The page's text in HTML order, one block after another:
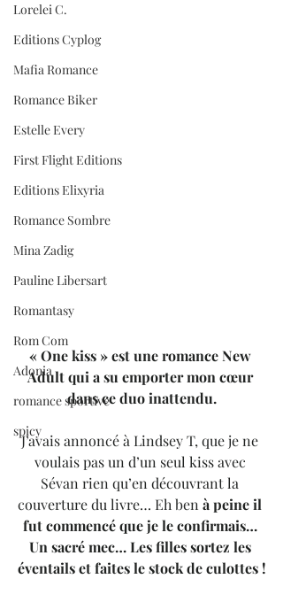
Lorelei C.
Editions Cyplog
Mafia Romance
Romance Biker
Estelle Every
First Flight Editions
Editions Elixyria
Romance Sombre
Mina Zadig
Pauline Libersart
Romantasy
Rom Com
Adonia
romance sportive
spicy
« One kiss » est une romance New
Adult qui a su emporter mon cœur
dans ce duo inattendu.
J’avais annoncé à Lindsey T, que je ne
voulais pas un d’un seul kiss avec
Sévan rien qu’en découvrant la
couverture du livre… Eh ben à peine il
fut commencé que je le confirmais…
Un sacré mec… Les filles sortez les
éventails et faites le stock de culottes !